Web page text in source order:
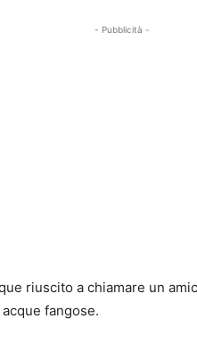
- Pubblicità -
riuscito a chiamare un
fangose.